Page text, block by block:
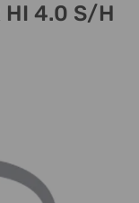
HI 4.0 S/H